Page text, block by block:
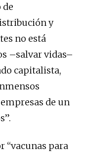
de
y
no está
–salvar vidas–
capitalista,
de un
“vacunas para